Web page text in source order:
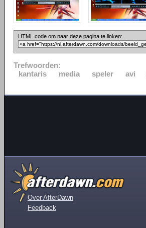
HTML code om naar deze pagina te linken:
Trefwoorden:
kantaris
media speler avi
Over AfterDawn
Feedback